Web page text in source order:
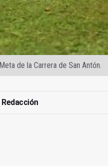
Meta de la Carrera de San Antón.
Redacción